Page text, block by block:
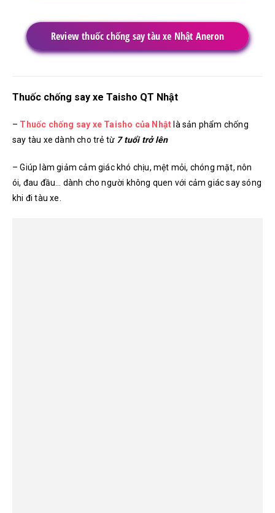
Review thuốc chống say tàu xe Nhật Aneron
Thuốc chống say xe Taisho QT Nhật
– Thuốc chống say xe Taisho của Nhật là sản phẩm chống
say tàu xe dành cho trẻ từ 7 tuổi trở lên
– Giúp làm giảm cảm giác khó chịu, mệt mỏi, chóng mặt, nôn
ói, đau đầu… dành cho người không quen với cảm giác say sóng
khi đi tàu xe.